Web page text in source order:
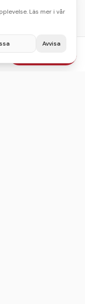
Boka julbord
Läs mer i vår
Avvisa